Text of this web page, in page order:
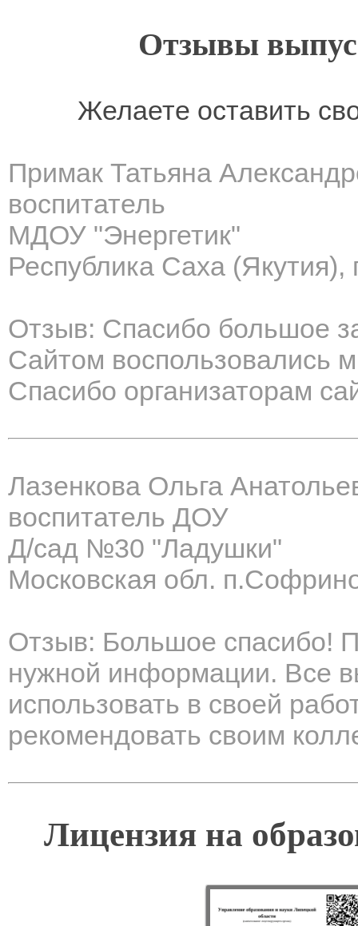
Отзывы
Желаете оставить
Примак Татьяна
воспитатель
МДОУ "Энергетик"
Республика Саха (Якутия),
Отзыв: Спасибо большое
Сайтом воспользовались
Спасибо организаторам
Лазенкова Ольга
воспитатель ДОУ
Д/сад №30 "Ладушки"
Московская обл.
Отзыв: Большое спасибо!
нужной информации. Все
использовать в своей
рекомендовать своим
Лицензия на